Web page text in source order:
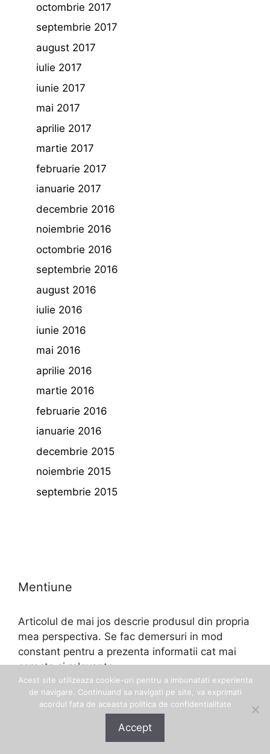
octombrie 2017
septembrie 2017
august 2017
iulie 2017
iunie 2017
mai 2017
aprilie 2017
martie 2017
februarie 2017
ianuarie 2017
decembrie 2016
noiembrie 2016
octombrie 2016
septembrie 2016
august 2016
iulie 2016
iunie 2016
mai 2016
aprilie 2016
martie 2016
februarie 2016
ianuarie 2016
decembrie 2015
noiembrie 2015
septembrie 2015
Mentiune
Articolul de mai jos descrie produsul din propria
mea perspectiva. Se fac demersuri in mod
constant pentru a prezenta informatii cat mai
corecte si relevante.
• Construit cu
Acest site utilizeaza cookie-uri pentru a imbunatati experienta
de navigare. Continuand sa navigati pe site, va exprimati
acordul fata de aceasta politica de confidentialitate
Accept